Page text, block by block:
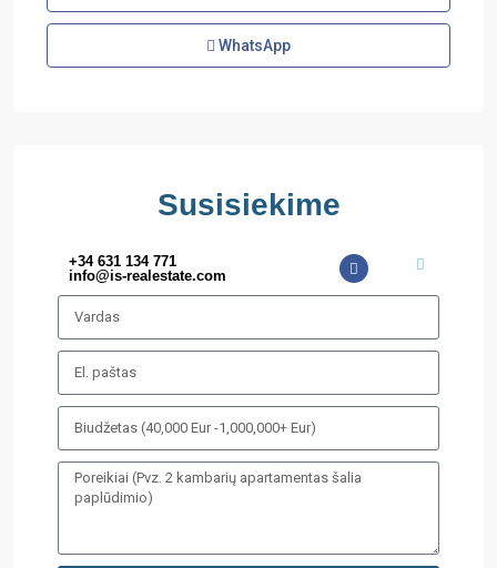
WhatsApp
Susisiekime
+34 631 134 771
info@is-realestate.com